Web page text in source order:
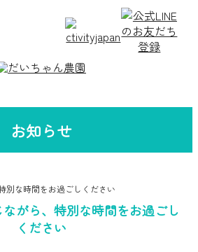
お知らせ
別な時間をお過ごしください
がら、特別な時間をお過ごし
ください